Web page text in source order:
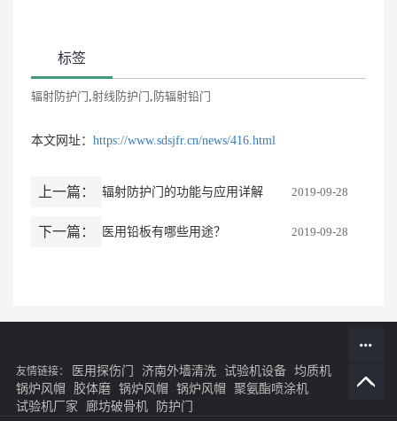
标签
辐射防护门 射线防护门 防辐射铅门
本文网址： https://www.sdsjfr.cn/news/416.html
上一篇： 辐射防护门的功能与应用详解 2019-09-28
下一篇： 医用铅板有哪些用途？ 2019-09-28
友情链接： 医用探伤门 济南外墙清洗 试验机设备
均质机
锅炉风帽
胶体磨 锅炉风帽 锅炉风帽
聚氨酯喷涂机
试验机厂家
廊坊破骨机 防护门